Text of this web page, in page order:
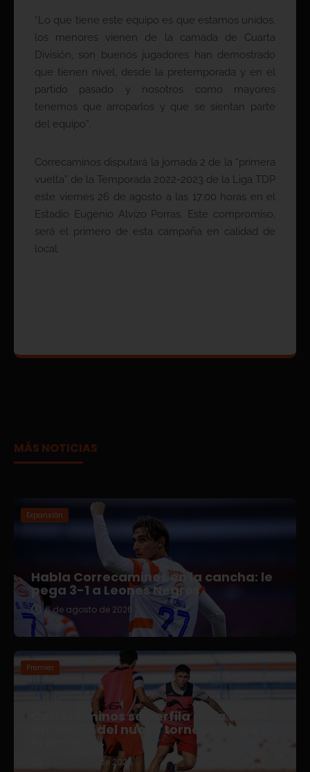
“Lo que tiene este equipo es que estamos unidos,
los menores vienen de la camada de Cuarta
División, son buenos jugadores han demostrado
que tienen nivel, desde la pretemporada y en el
partido pasado y nosotros como mayores
tenemos que arroparlos y que se sientan parte
del equipo”.
Correcaminos disputará la jornada 2 de la “primera
vuelta” de la Temporada 2022-2023 de la Liga TDP
este viernes 26 de agosto a las 17:00 horas en el
Estadio Eugenio Alvizo Porras. Este compromiso,
será el primero de esta campaña en calidad de
local.
MÁS NOTICIAS
Expansión
Habla Correcaminos en la cancha: le
pega 3-1 a Leones Negros
6 de agosto de 2026
Premier
Correcaminos se perfila para el
arranque del nuevo torneo en Liga
5 de agosto de 2026